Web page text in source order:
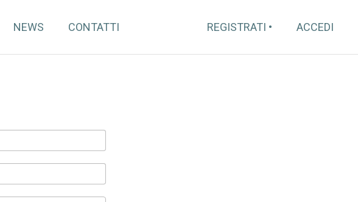
NEWS CONTATTI REGISTRATI ACCEDI